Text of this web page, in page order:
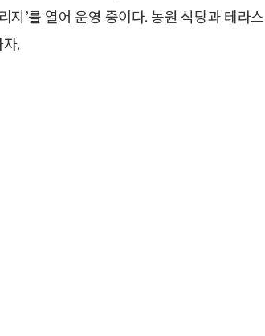
지’를 열어 운영 중이다. 농원 식당과 테라스
.